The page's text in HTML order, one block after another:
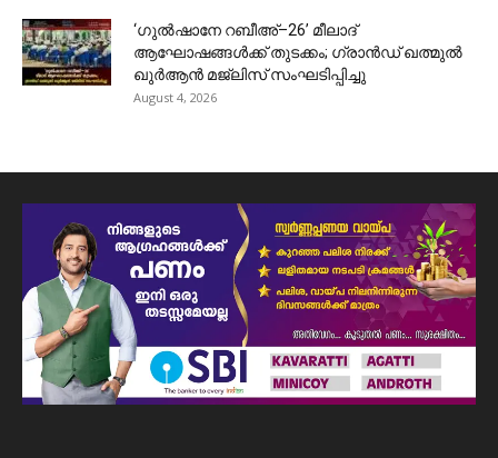
‘ഗുൽഷാനേ റബീഅ്–26’ മീലാദ്
ആഘോഷങ്ങൾക്ക് തുടക്കം; ഗ്രാൻഡ് ഖത്മുൽ
ഖുർആൻ മജ്‌ലിസ് സംഘടിപ്പിച്ചു
August 4, 2026